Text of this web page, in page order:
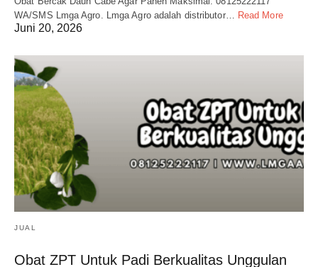
WA/SMS Lmga Agro. Lmga Agro adalah distributor…
Read More
Juni 20, 2026
JUAL
Obat ZPT Untuk Padi Berkualitas Unggulan